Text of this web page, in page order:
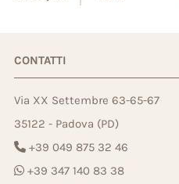
CONTATTI
Via XX Settembre 63-65-67
35122 - Padova (PD)
+39 049 875 32 46
+39 347 140 83 38